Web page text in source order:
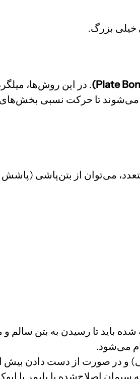
خیلی بزرگ.
. در این روش‌ها،
می‌شوند تا حرکت نسبی
می‌توان از بتن‌پاشی (پاشش
باید تا رسیدن به بتن سالم و
می‌شود.